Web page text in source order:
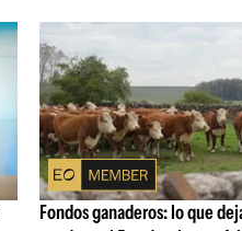
Fondos ganaderos: lo que